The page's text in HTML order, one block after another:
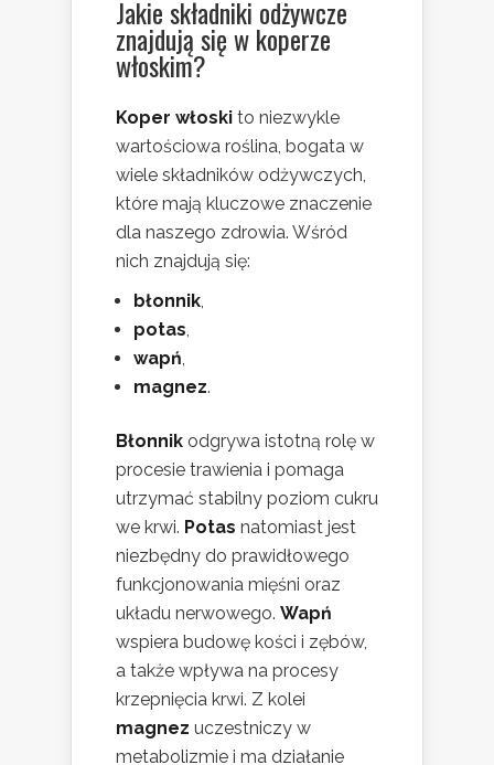
Jakieskładniki odżywcze
znajdują się w koperze
włoskim?
Koper włoski to niezwykle
wartościowa roślina, bogata w
wiele składników odżywczych,
które mają kluczowe znaczenie
dla naszego zdrowia. Wśród
nich znajdują się:
błonnik,
potas,
wapń,
magnez.
Błonnik odgrywa istotną rolę w
procesie trawienia i pomaga
utrzymać stabilny poziom cukru
we krwi. Potas natomiast jest
niezbędny do prawidłowego
funkcjonowania mięśni oraz
układu nerwowego. Wapń
wspiera budowę kości i zębów,
a także wpływa na procesy
krzepnięcia krwi. Z kolei
magnez uczestniczy w
metabolizmie i ma działanie